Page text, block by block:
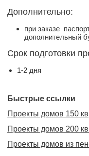
Дополнительно:
при заказе
дополнительный
Срок подготовки
1-2 дня
Быстрые ссылки
Проекты домов 150 кв
Проекты домов 200
Проекты домов из